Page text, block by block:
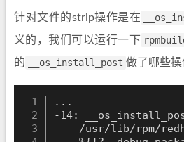
针对文件的strip操作是在
义的，我们可以运行一下
的
__os_install_post 做了哪些操
.. .
-14:
/usr/lib/rpm/